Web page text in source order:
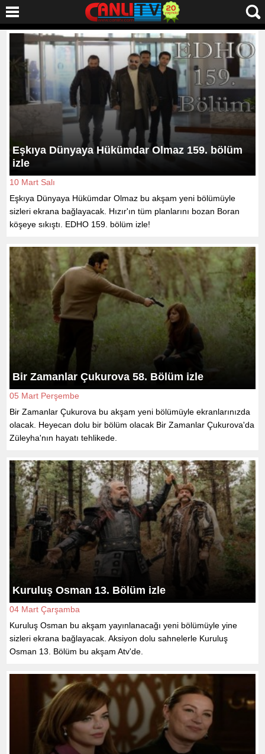
Eşkıya Dünyaya Hükümdar Olmaz 159. bölüm
izle
10 Mart Salı
Eşkıya Dünyaya Hükümdar Olmaz bu akşam yeni bölümüyle
sizleri ekrana bağlayacak. Hızır'ın tüm planlarını bozan Boran
köşeye sıkıştı. EDHO 159. bölüm izle!
Bir Zamanlar Çukurova 58. Bölüm izle
05 Mart Perşembe
Bir Zamanlar Çukurova bu akşam yeni bölümüyle ekranlarınızda
olacak. Heyecan dolu bir bölüm olacak Bir Zamanlar Çukurova'da
Züleyha'nın hayatı tehlikede.
Kuruluş Osman 13. Bölüm izle
04 Mart Çarşamba
Kuruluş Osman bu akşam yayınlanacağı yeni bölümüyle yine
sizleri ekrana bağlayacak. Aksiyon dolu sahnelerle Kuruluş
Osman 13. Bölüm bu akşam Atv'de.